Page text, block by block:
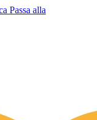
Passa alla